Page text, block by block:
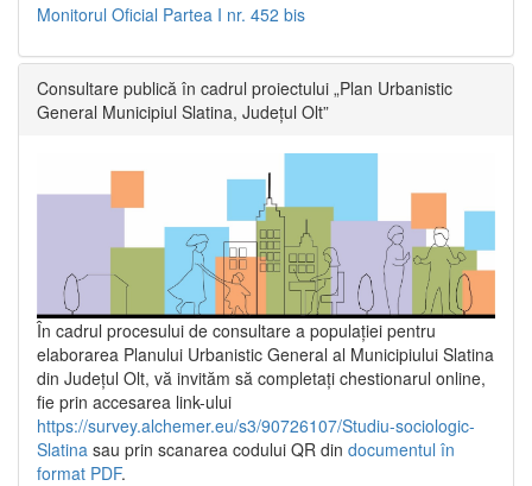
Monitorul Oficial Partea I nr. 452 bis
Consultare publică în cadrul proiectului „Plan Urbanistic
General Municipiul Slatina, Județul Olt”
În cadrul procesului de consultare a populaţiei pentru
elaborarea Planului Urbanistic General al Municipiului Slatina
din Județul Olt, vă invităm să completați chestionarul online,
fie prin accesarea link-ului
https://survey.alchemer.eu/s3/90726107/Studiu-sociologic-
Slatina sau prin scanarea codului QR din documentul în
format PDF.